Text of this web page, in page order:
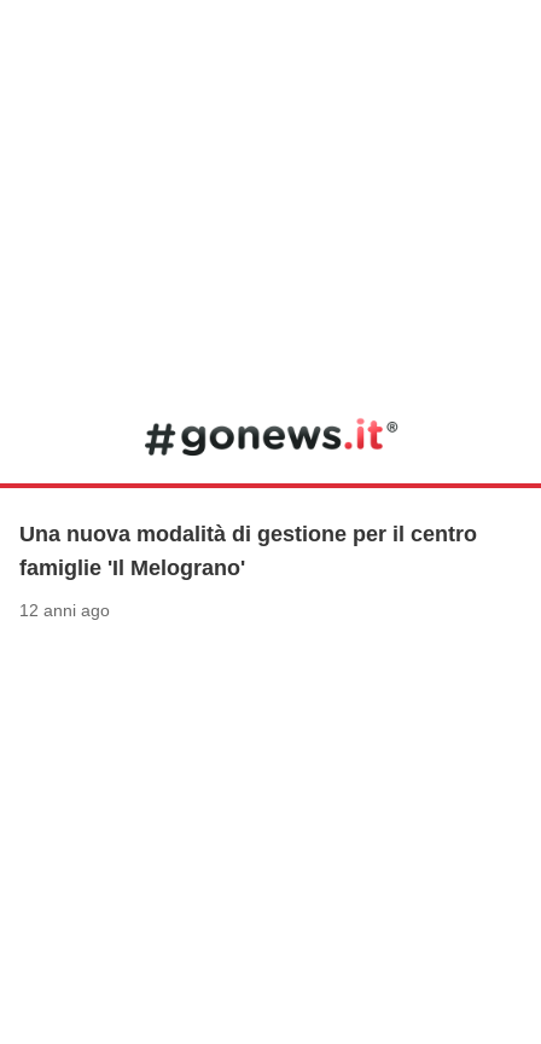
Una nuova modalità di gestione per il centro
famiglie 'Il Melograno'
12 anni ago